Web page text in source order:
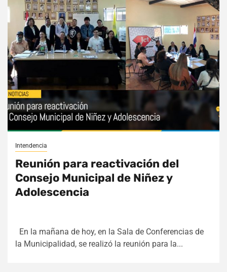
Intendencia
Reunión para reactivación del
Consejo Municipal de Niñez y
Adolescencia
En la mañana de hoy, en la Sala de Conferencias de
la Municipalidad, se realizó la reunión para la...